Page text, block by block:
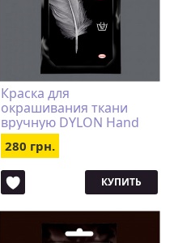
Краска для
окрашивания ткани
вручную DYLON Hand
Use Smoke Grey
280 грн.
КУПИТЬ